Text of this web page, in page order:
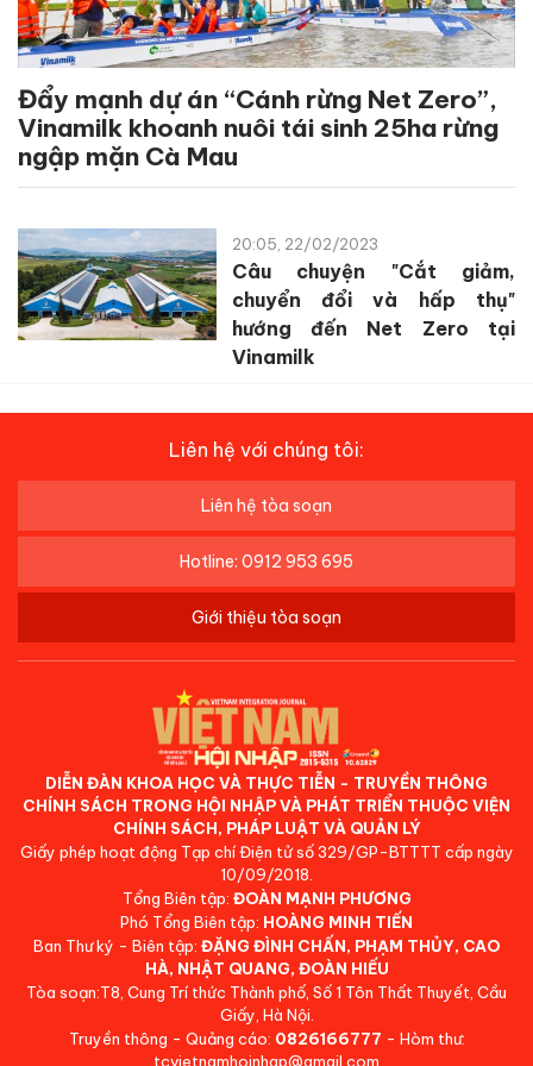
Đẩy mạnh dự án “Cánh rừng Net Zero”,
Vinamilk khoanh nuôi tái sinh 25ha rừng
ngập mặn Cà Mau
20:05, 22/02/2023
Câu chuyện "Cắt giảm,
chuyển đổi và hấp thụ"
hướng đến Net Zero tại
Vinamilk
Liên hệ với chúng tôi:
Liên hệ tòa soạn
Hotline: 0912 953 695
Giới thiệu tòa soạn
DIỄN ĐÀN KHOA HỌC VÀ THỰC TIỄN - TRUYỀN THÔNG
CHÍNH SÁCH TRONG HỘI NHẬP VÀ PHÁT TRIỂN THUỘC VIỆN
CHÍNH SÁCH, PHÁP LUẬT VÀ QUẢN LÝ
Giấy phép hoạt động Tạp chí Điện tử số 329/GP-BTTTT cấp ngày
10/09/2018.
Tổng Biên tập: ĐOÀN MẠNH PHƯƠNG
Phó Tổng Biên tập: HOÀNG MINH TIẾN
Ban Thư ký - Biên tập: ĐẶNG ĐÌNH CHẤN, PHẠM THỦY, CAO
HÀ, NHẬT QUANG, ĐOÀN HIẾU
Tòa soạn:T8, Cung Trí thức Thành phố, Số 1 Tôn Thất Thuyết, Cầu
Giấy, Hà Nội.
Truyền thông - Quảng cáo: 0826166777 - Hòm thư:
tcvietnamhoinhap@gmail.com